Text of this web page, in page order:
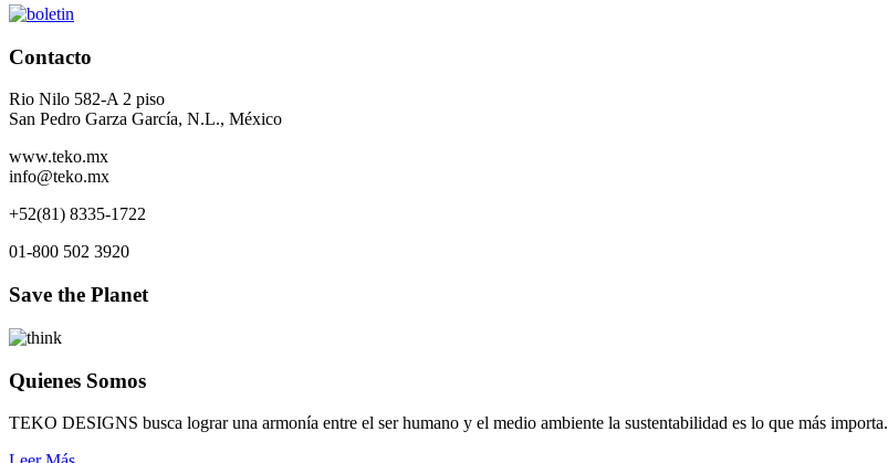
Contacto
Rio Nilo 582-A 2 piso
San Pedro Garza García, N.L., México
www.teko.mx
info@teko.mx
+52(81) 8335-1722
01-800 502 3920
Save the Planet
Quienes Somos
TEKO DESIGNS busca lograr una armonía entre el ser humano y el medio ambiente la sustentabilidad es lo que más importa.